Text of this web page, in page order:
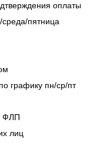
оплаты
пятница
графику пн/ср/пт
ФЛП
лиц